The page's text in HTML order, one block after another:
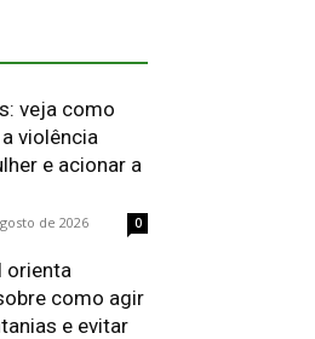
veja como
violência
e acionar a
de 2026 0
orienta
como agir
e evitar